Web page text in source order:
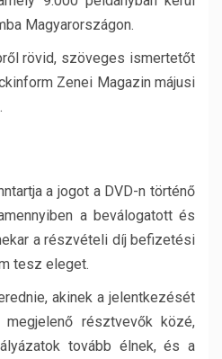
Magyarországon.
rövid, szöveges ismertetőt
Zenei Magazin májusi
a jogot a DVD-n történő
a beválogatott és
a részvételi díj befizetési
tesz eleget.
akinek a jelentkezését
résztvevők közé,
tovább élnek, és a